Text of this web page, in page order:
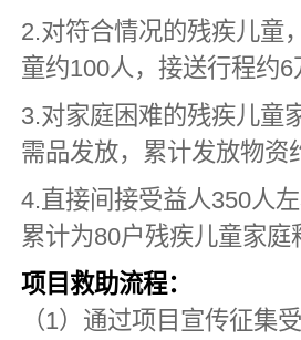
2.对符合情况的残疾儿童
童约100人，接送行程约6
3.对家庭困难的残疾儿童
需品发放，累计发放物资
4.直接间接受益人350人
累计为80户残疾儿童家庭
项目救助流程：
（1）通过项目宣传征集